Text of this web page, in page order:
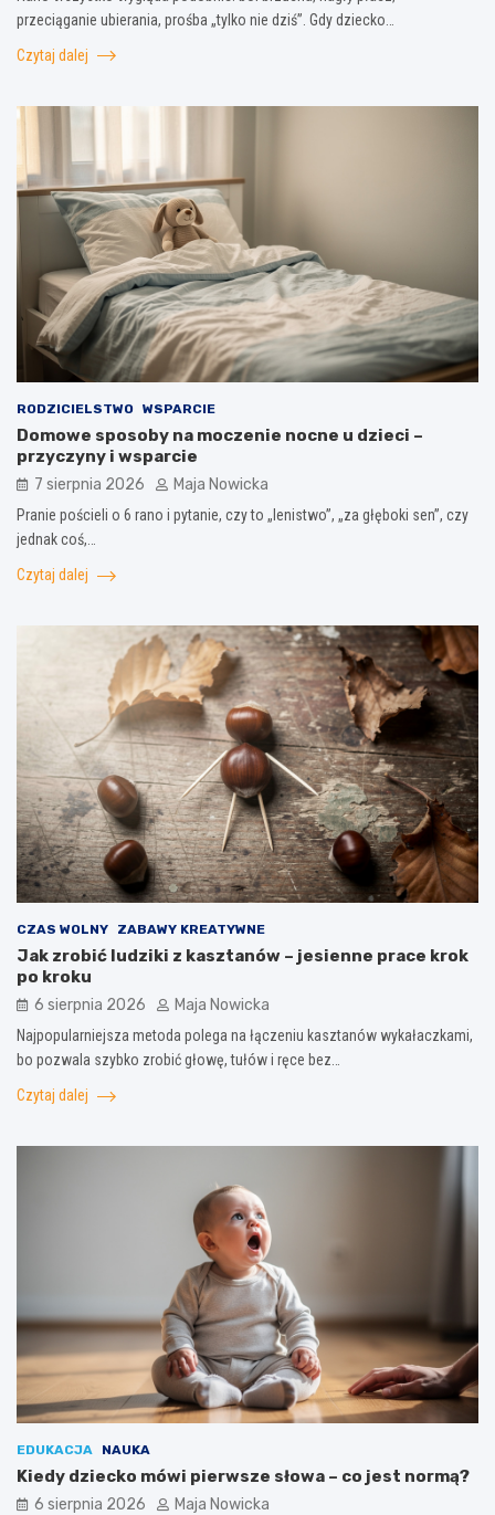
przeciąganie ubierania, prośba „tylko nie dziś”. Gdy dziecko…
Czytaj dalej
RODZICIELSTWO WSPARCIE
Domowe sposoby na moczenie nocne u dzieci –
przyczyny i wsparcie
7 sierpnia 2026 Maja Nowicka
Pranie pościeli o 6 rano i pytanie, czy to „lenistwo”, „za głęboki sen”, czy
jednak coś,…
Czytaj dalej
CZAS WOLNY ZABAWY KREATYWNE
Jak zrobić ludziki z kasztanów – jesienne prace krok
po kroku
6 sierpnia 2026 Maja Nowicka
Najpopularniejsza metoda polega na łączeniu kasztanów wykałaczkami,
bo pozwala szybko zrobić głowę, tułów i ręce bez…
Czytaj dalej
EDUKACJA NAUKA
Kiedy dziecko mówi pierwsze słowa – co jest normą?
6 sierpnia 2026 Maja Nowicka